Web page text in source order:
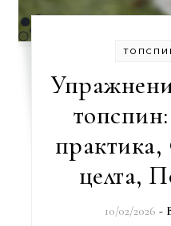
целта,
10/02/2026 -